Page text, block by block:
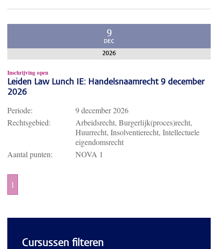
9
DEC
2026
Inschrijving open
Leiden Law Lunch IE: Handelsnaamrecht 9 december
2026
Periode:
9 december 2026
Rechtsgebied:
Arbeidsrecht, Burgerlijk(proces)recht,
Huurrecht, Insolventierecht, Intellectuele
eigendomsrecht
Aantal punten:
NOVA 1
1
Cursussen filteren